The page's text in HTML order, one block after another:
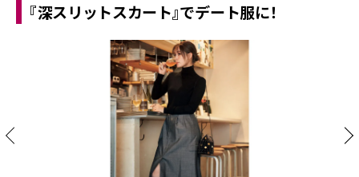
『深スリットスカート』でデート服に！